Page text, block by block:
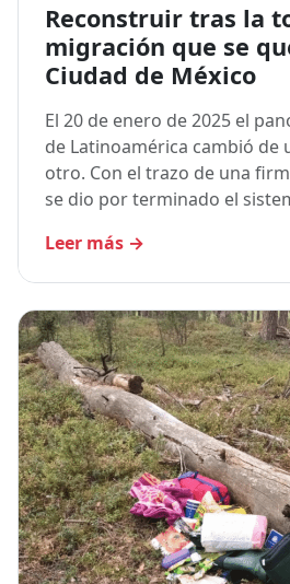
Reconstruir tras la
migración que se
Ciudad de México
El 20 de enero de 2025 el
de Latinoamérica cambió de
otro. Con el trazo de una
se dio por terminado el
Leer más →